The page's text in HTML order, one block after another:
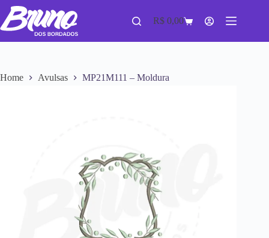
R$ 0,00
Home Avulsas MP21M111 – Moldura